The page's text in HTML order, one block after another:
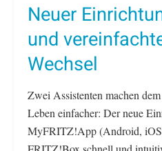
Neuer
und
Wechsel
Zwei Assistenten machen
Leben einfacher: Der neue
MyFRITZ!App (Android,